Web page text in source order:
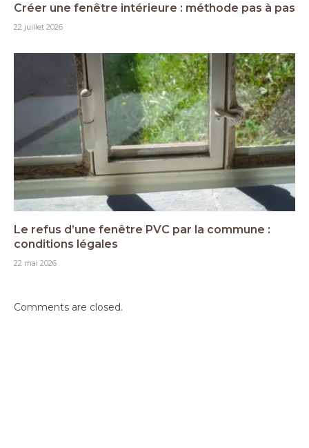
Créer une fenêtre intérieure : méthode pas à pas
22 juillet 2026
Le refus d’une fenêtre PVC par la commune :
conditions légales
22 mai 2026
Comments are closed.